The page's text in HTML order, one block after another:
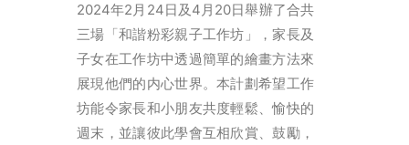
2024年2月24日及4月20日舉辦了合共
三場「和諧粉彩親子工作坊」，家長及
子女在工作坊中透過簡單的繪畫方法來
展現他們的内心世界。本計劃希望工作
坊能令家長和小朋友共度輕鬆、愉快的
週末，並讓彼此學會互相欣賞、鼓勵，